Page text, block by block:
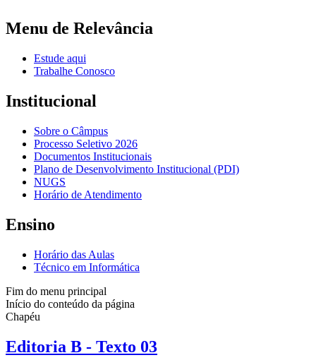
Menu de Relevância
Estude aqui
Trabalhe Conosco
Institucional
Sobre o Câmpus
Processo Seletivo 2026
Documentos Institucionais
Plano de Desenvolvimento Institucional (PDI)
NUGS
Horário de Atendimento
Ensino
Horário das Aulas
Técnico em Informática
Fim do menu principal
Início do conteúdo da página
Chapéu
Editoria B - Texto 03